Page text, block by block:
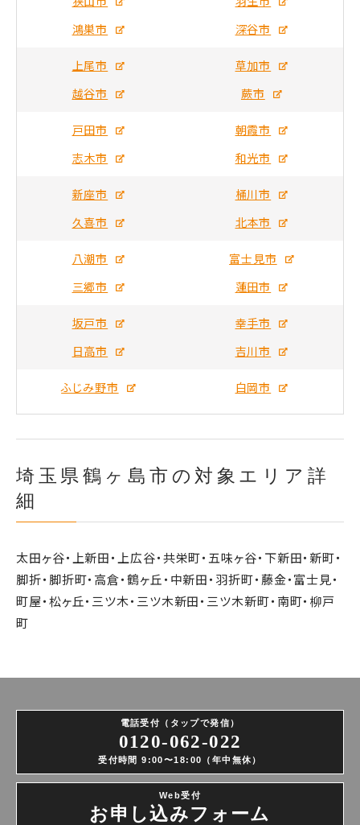
鴻巣市
深谷市
上尾市
草加市
越谷市
蕨市
戸田市
朝霞市
志木市
和光市
新座市
桶川市
久喜市
北本市
八潮市
富士見市
三郷市
蓮田市
坂戸市
幸手市
日高市
吉川市
ふじみ野市 白岡市
埼玉県鶴ヶ島市の対象エリア詳
細
太田ヶ谷・上新田・上広谷・共栄町・五味ヶ谷・下新田・新町・
脚折・脚折町・高倉・鶴ヶ丘・中新田・羽折町・藤金・富士見・
町屋・松ヶ丘・三ツ木・三ツ木新田・三ツ木新町・南町・柳戸
町
電話受付（タップで発信）
0120-062-022
受付時間 9:00〜18:00（年中無休）
Web受付
お申し込みフォーム